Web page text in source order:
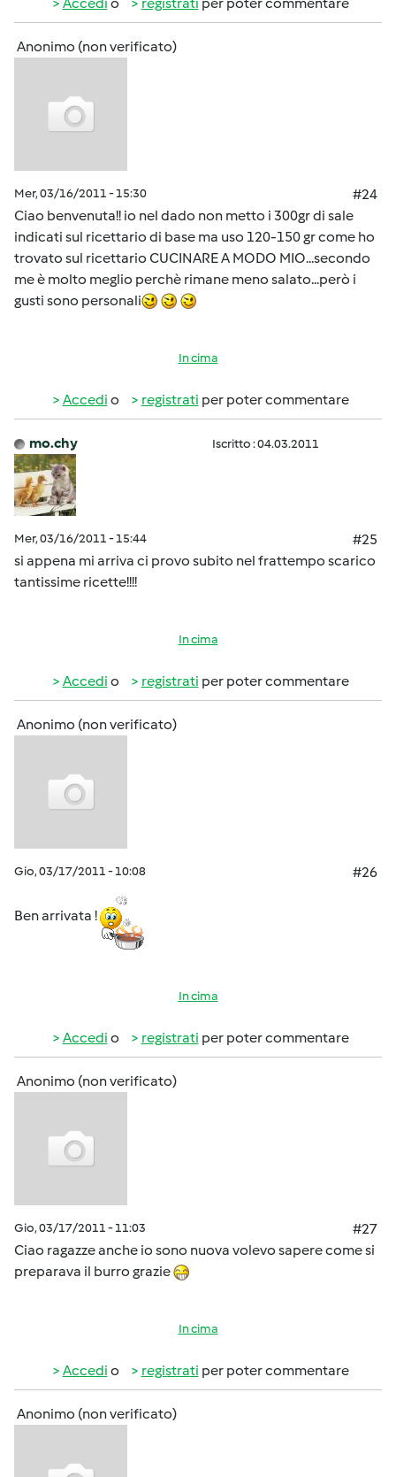
Anonimo (non verificato)
Mer, 03/16/2011 - 15:30
#24
Ciao benvenuta!! io nel dado non metto i 300gr di sale
indicati sul ricettario di base ma uso 120-150 gr come ho
trovato sul ricettario CUCINARE A MODO MIO...secondo
me è molto meglio perchè rimane meno salato...però i
gusti sono personali
In cima
Accedi o registrati per poter commentare
mo.chy Iscritto : 04.03.2011
Mer, 03/16/2011 - 15:44
#25
si appena mi arriva ci provo subito nel frattempo scarico
tantissime ricette!!!!
In cima
Accedi o registrati per poter commentare
Anonimo (non verificato)
Gio, 03/17/2011 - 10:08 #26
Ben arrivata !
In cima
Accedi o registrati per poter commentare
Anonimo (non verificato)
Gio, 03/17/2011 - 11:03
#27
Ciao ragazze anche io sono nuova volevo sapere come si
preparava il burro grazie
In cima
Accedi o registrati per poter commentare
Anonimo (non verificato)